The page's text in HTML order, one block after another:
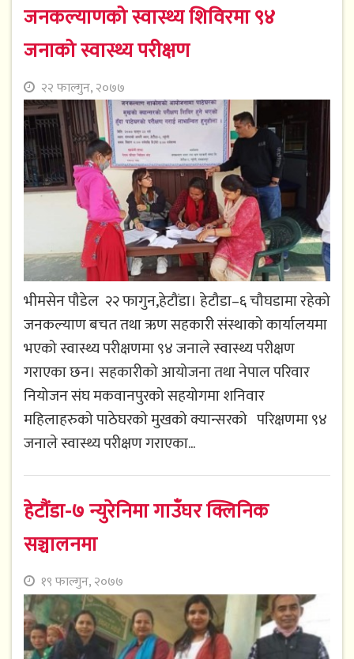
जनकल्याणको स्वास्थ्य शिविरमा ९४
जनाको स्वास्थ्य परीक्षण
२२ फाल्गुन, २०७७
भीमसेन पौडेल २२ फागुन,हेटौंडा। हेटौडा–६ चौघडामा रहेको
जनकल्याण बचत तथा ऋण सहकारी संस्थाको कार्यालयमा
भएको स्वास्थ्य परीक्षणमा ९४ जनाले स्वास्थ्य परीक्षण
गराएका छन। सहकारीको आयोजना तथा नेपाल परिवार
नियोजन संघ मकवानपुरको सहयोगमा शनिवार
महिलाहरुको पाठेघरको मुखको क्यान्सरको परिक्षणमा ९४
जनाले स्वास्थ्य परीक्षण गराएका...
हेटौंडा-७ न्युरेनिमा गाउँघर क्लिनिक
सञ्चालनमा
१९ फाल्गुन, २०७७